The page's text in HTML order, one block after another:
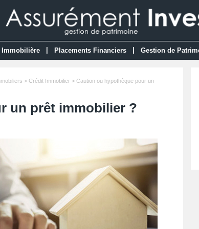
Immobilière Placements Financiers Gestion de
> Crédit Immobilier> Caution ou hypothèque pour un
un prêt immobilier ?